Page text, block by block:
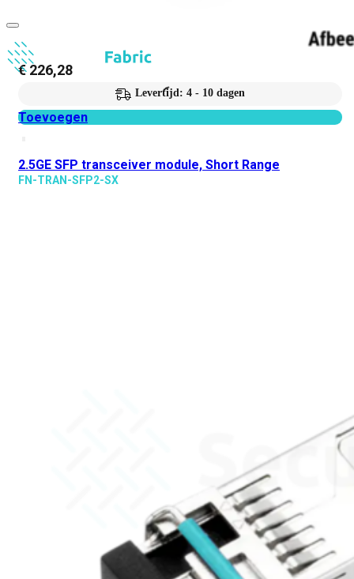
€226,28
Levertijd: 4 - 10 dagen
Toevoegen
2.5GE SFP transceiver module, Short Range
FN-TRAN-SFP2-SX